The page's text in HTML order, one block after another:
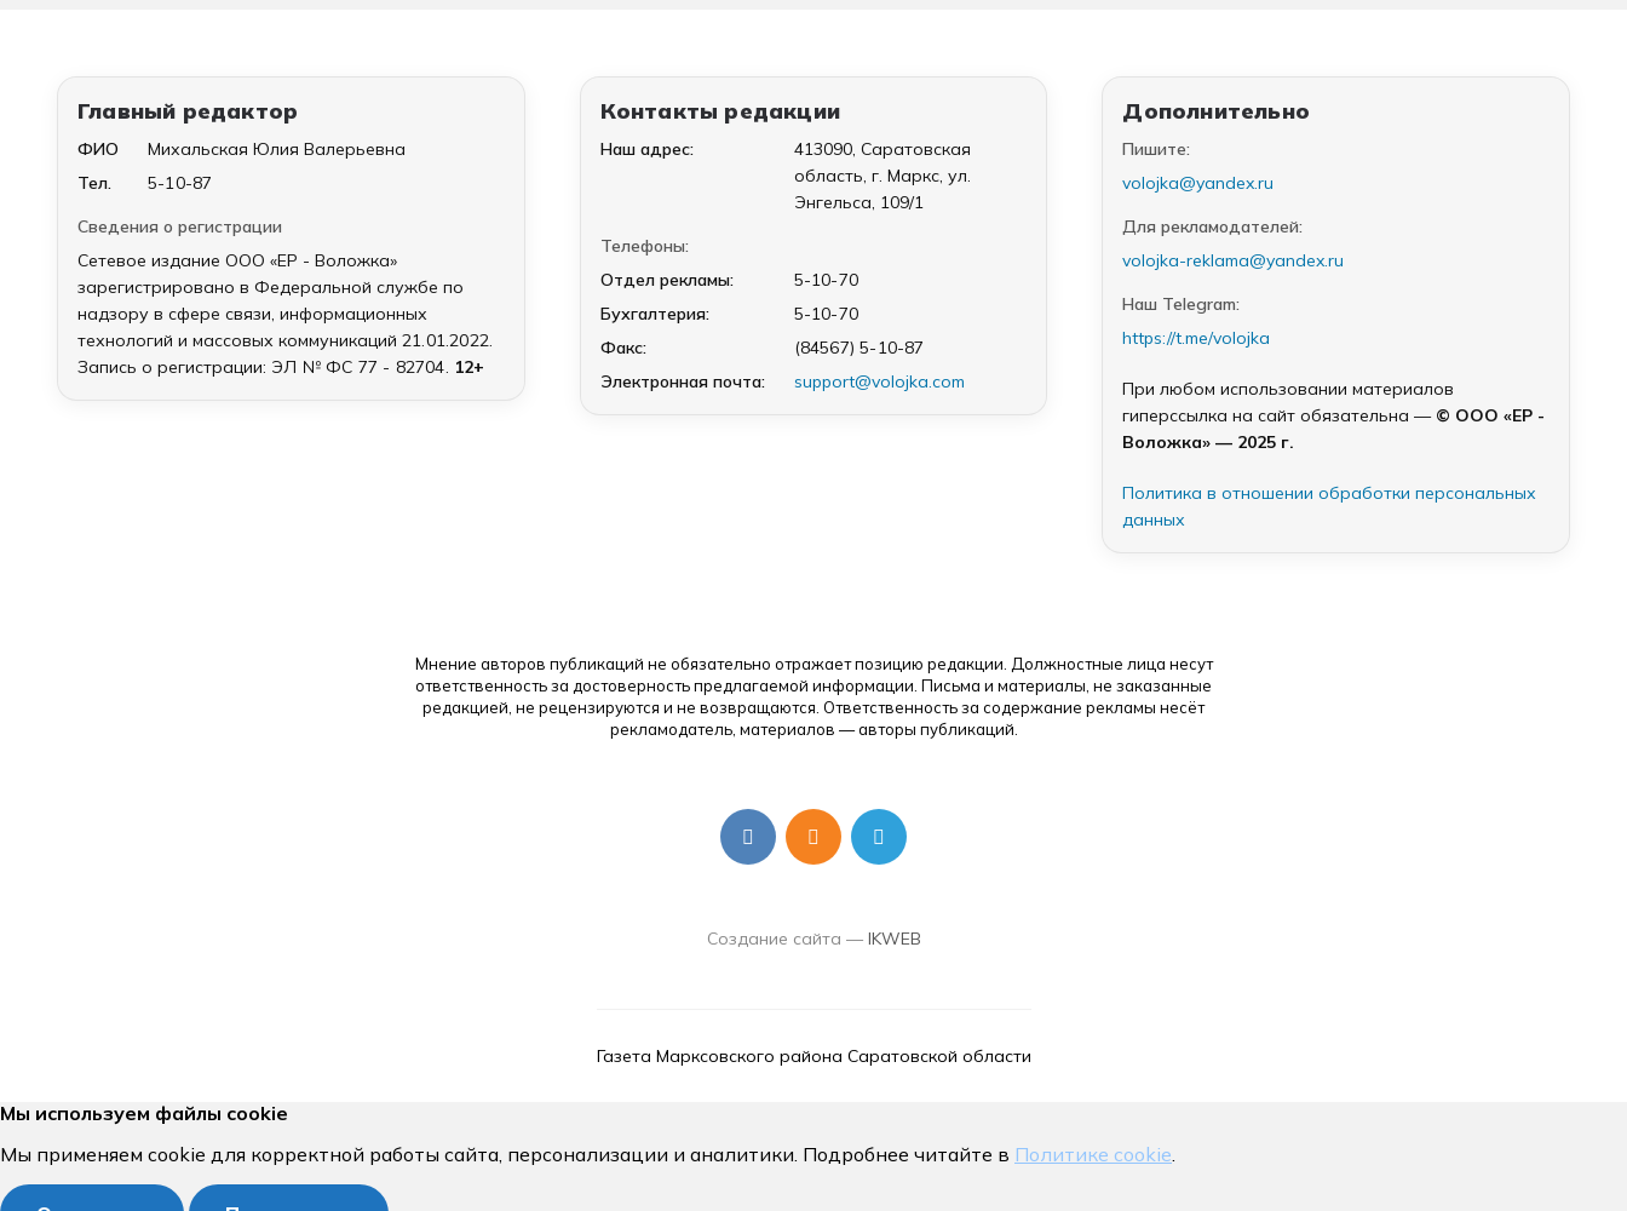
Главный редактор
ФИО
Михальская Юлия Валерьевна
Тел.
5-10-87
Сведения о регистрации
Сетевое издание ООО «ЕР - Воложка»
зарегистрировано в Федеральной службе по
надзору в сфере связи, информационных
технологий и массовых коммуникаций 21.01.2022
Запись о регистрации: ЭЛ № ФС 77 - 82704 12+
Контакты редакции
Наш адрес:
413090, Саратовская
область, г. Маркс, ул.
Энгельса, 109/1
Телефоны:
Отдел рекламы:
5-10-70
Бухгалтерия:
5-10-70
Факс:
(84567) 5-10-87
Электронная почта:
support@volojka.com
Дополнительно
Пишите:
volojka@yandex.ru
Для рекламодателей:
volojka-reklama@yandex.ru
Наш Telegram:
https://t.me/volojka
При любом использовании материалов
гиперссылка на сайт обязательна — © ООО «ЕР -
Воложка» — 2025 г.
Политика в отношении обработки персональных
данных
Мнение авторов публикаций не обязательно отражает позицию редакции. Должностные лица несут
ответственность за достоверность предлагаемой информации. Письма и материалы, не заказанные
редакцией, не рецензируются и не возвращаются. Ответственность за содержание рекламы несёт
рекламодатель, материалов — авторы публикаций.
Создание сайта — IKWEB
Газета Марксовского района Саратовской области
Мы используем файлы cookie
Мы применяем cookie для корректной работы сайта, персонализации и аналитики. Подробнее читайте в Политике cookie